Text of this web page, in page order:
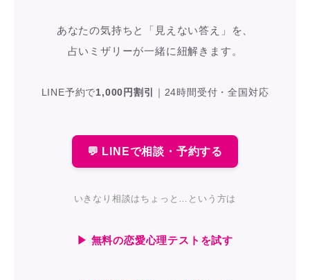
あなたの気持ちと「見えない答え」を、
占いミザリーが一緒に紐解きます。
LINE予約で1,000円割引 ｜ 24時間受付・全国対応
💬 LINEで相談・予約する
いきなり相談はちょっと…という方は
▶ 無料の恋愛心理テストを試す